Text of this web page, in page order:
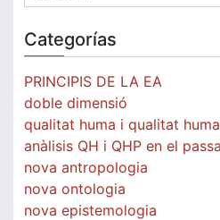
Categorías
PRINCIPIS DE LA EA
doble dimensió
qualitat huma i qualitat
anàlisis QH i QHP en el
nova antropologia
nova ontologia
nova epistemologia